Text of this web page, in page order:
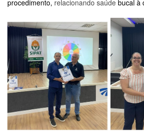
procedimento, relacionando saúde bucal à